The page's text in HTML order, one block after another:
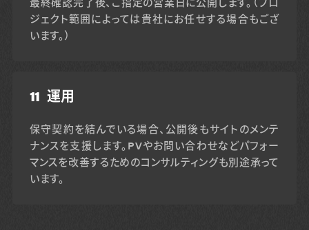
ジェクト範囲によっては貴社にお任せする場合もござ
います。）
11 運用
保守契約を結んでいる場合、公開後もサイトのメンテ
ナンスを支援します。PVやお問い合わせなどパフォー
マンスを改善するためのコンサルティングも別途承って
います。